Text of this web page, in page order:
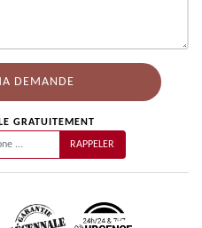
GRATUITEMENT